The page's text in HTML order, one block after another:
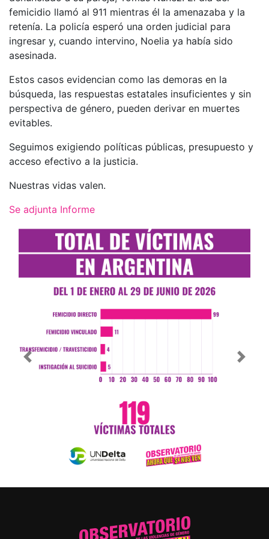
femicidio llamó al 911 mientras él la amenazaba y la
retenía. La policía esperó una orden judicial para
ingresar y, cuando intervino, Noelia ya había sido
asesinada.
Estos casos evidencian como las demoras en la
búsqueda, las respuestas estatales insuficientes y sin
perspectiva de género, pueden derivar en muertes
evitables.
Seguimos exigiendo políticas públicas, presupuesto y
acceso efectivo a la justicia.
Nuestras vidas valen.
Se adjunta Informe
Previous Next